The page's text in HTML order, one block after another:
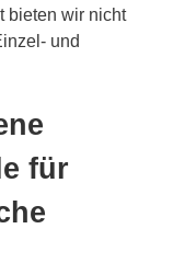
bieten wir nicht
und
für